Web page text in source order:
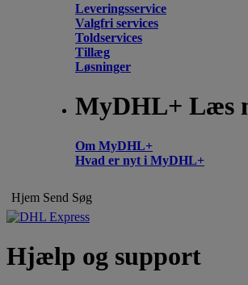
Leveringsservice
Valgfri services
Toldservices
Tillæg
Løsninger
MyDHL+ Læs
Om MyDHL+
Hvad er nyt i MyDHL+
Hjem Send Søg
Hjælp og support